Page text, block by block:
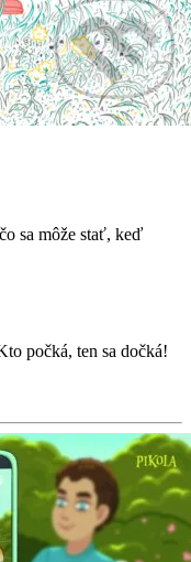
sa môže stať, keď
počká, ten sa dočká!